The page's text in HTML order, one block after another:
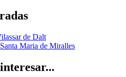
de Dalt
Maria de Miralles